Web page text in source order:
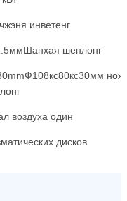
инветенг
шенлонг
нож
воздуха один
дисков